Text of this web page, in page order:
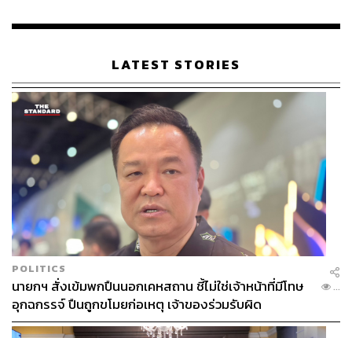
เรือนไทยที่ถูกซุกไว้
LATEST STORIES
POLITICS
นายกฯ สั่งเข้มพกปืนนอกเคหสถาน ชี้ไม่ใช่เจ้าหน้าที่มีโทษ
อุกฉกรรจ์ ปืนถูกขโมยก่อเหตุ เจ้าของร่วมรับผิด
...